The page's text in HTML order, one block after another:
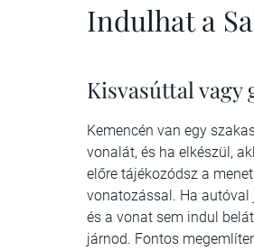
Indulhat a
Kisvasúttal vagy
Kemencén van egy
vonalát, és ha elkészül,
előre tájékozódsz a
vonatozással. Ha autóval
és a vonat sem indul
járnod. Fontos